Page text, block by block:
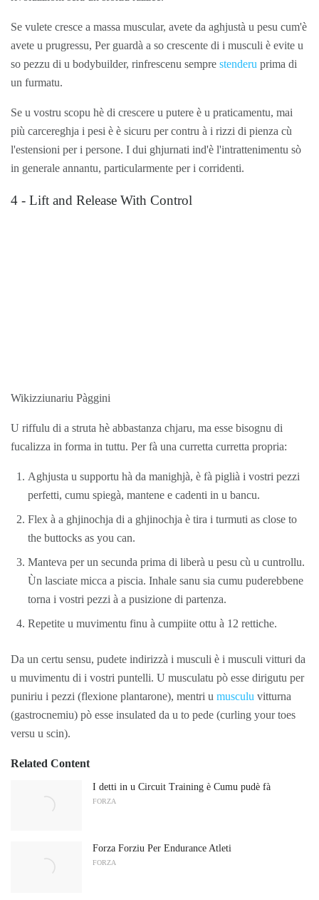
Se vulete cresce a massa muscular, avete da aghjustà u pesu cum'è
avete u prugressu, Per guardà a so crescente di i musculi è evite u
so pezzu di u bodybuilder, rinfrescenu sempre stenderu prima di
un furmatu.
Se u vostru scopu hè di crescere u putere è u praticamentu, mai
più carcereghja i pesi è è sicuru per contru à i rizzi di pienza cù
l'estensioni per i persone. I dui ghjurnati ind'è l'intrattenimentu sò
in generale annantu, particularmente per i corridenti.
4 - Lift and Release With Control
Wikizziunariu Pàggini
U riffulu di a struta hè abbastanza chjaru, ma esse bisognu di
fucalizza in forma in tuttu. Per fà una curretta curretta propria:
Aghjusta u supportu hà da manighjà, è fà piglià i vostri pezzi
perfetti, cumu spiegà, mantene e cadenti in u bancu.
Flex à a ghjinochja di a ghjinochja è tira i turmuti as close to
the buttocks as you can.
Manteva per un secunda prima di liberà u pesu cù u cuntrollu.
Ùn lasciate micca a piscia. Inhale sanu sia cumu puderebbene
torna i vostri pezzi à a pusizione di partenza.
Repetite u muvimentu finu à cumpiite ottu à 12 rettiche.
Da un certu sensu, pudete indirizzà i musculi è i musculi vitturi da
u muvimentu di i vostri puntelli. U musculatu pò esse dirigutu per
puniriu i pezzi (flexione plantarone), mentri u musculu vitturna
(gastrocnemiu) pò esse insulated da u to pede (curling your toes
versu u scin).
Related Content
I detti in u Circuit Training è Cumu pudè fà
FORZA
Forza Forziu Per Endurance Atleti
FORZA